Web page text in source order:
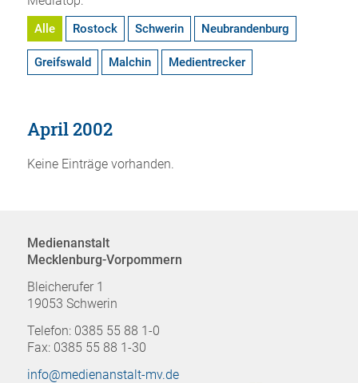
Alle Rostock Schwerin Neubrandenburg
Greifswald Malchin Medientrecker
April 2002
Keine Einträge vorhanden.
Medienanstalt
Mecklenburg-Vorpommern
Bleicherufer 1
19053 Schwerin
Telefon: 0385 55 88 1-0
Fax: 0385 55 88 1-30
info@medienanstalt-mv.de